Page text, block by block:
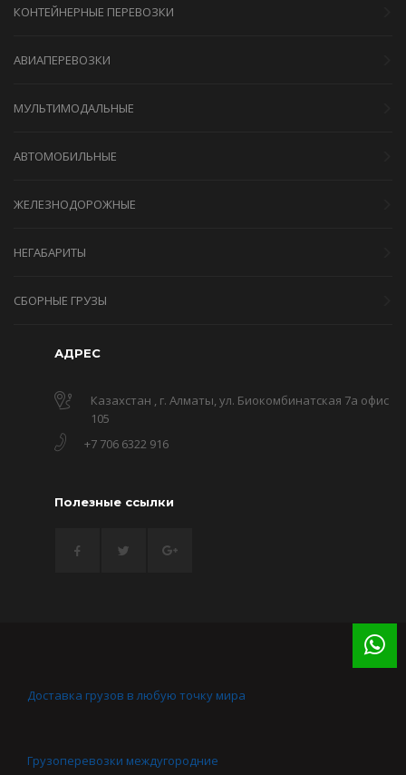
КОНТЕЙНЕРНЫЕ ПЕРЕВОЗКИ
АВИАПЕРЕВОЗКИ
МУЛЬТИМОДАЛЬНЫЕ
АВТОМОБИЛЬНЫЕ
ЖЕЛЕЗНОДОРОЖНЫЕ
НЕГАБАРИТЫ
СБОРНЫЕ ГРУЗЫ
АДРЕС
Казахстан , г. Алматы, ул. Биокомбинатская 7а офис
105
+7 706 6322 916
Полезные ссылки
Доставка грузов в любую точку мира
Грузоперевозки междугородние